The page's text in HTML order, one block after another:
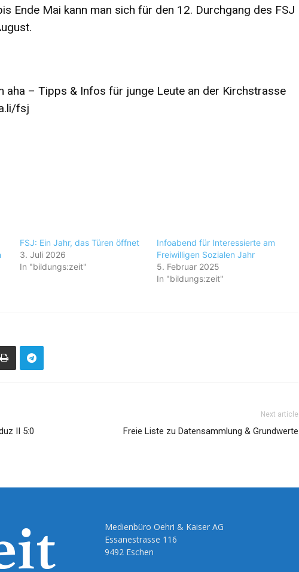
Ende Mai kann man sich für den 12. Durchgang des FSJ
aha – Tipps & Infos für junge Leute an der Kirchstrasse
fsj
FSJ: Ein Jahr, das Türen öffnet
3. Juli 2026
In "bildungs:zeit"
Infoabend für Interessierte am
Freiwilligen Sozialen Jahr
5. Februar 2025
In "bildungs:zeit"
II 5:0
Next article
Freie Liste zu Datensammlung & Grundwerte
Medienbüro Oehri & Kaiser AG
Essanestrasse 116
9492 Eschen